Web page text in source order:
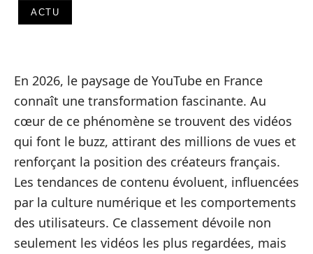
ACTU
En 2026, le paysage de YouTube en France
connaît une transformation fascinante. Au
cœur de ce phénomène se trouvent des vidéos
qui font le buzz, attirant des millions de vues et
renforçant la position des créateurs français.
Les tendances de contenu évoluent, influencées
par la culture numérique et les comportements
des utilisateurs. Ce classement dévoile non
seulement les vidéos les plus regardées, mais